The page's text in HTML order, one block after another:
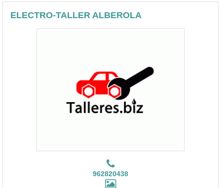
ELECTRO-TALLER ALBEROLA
962820438